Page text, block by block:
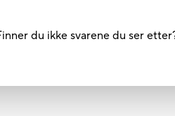
du ikke svarene du ser